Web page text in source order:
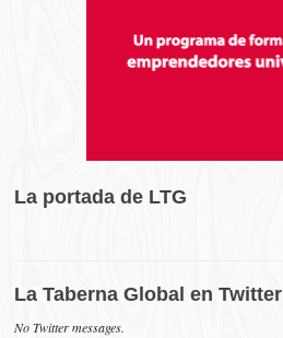
La portada de LTG
La Taberna Global en Twitter
No Twitter messages.